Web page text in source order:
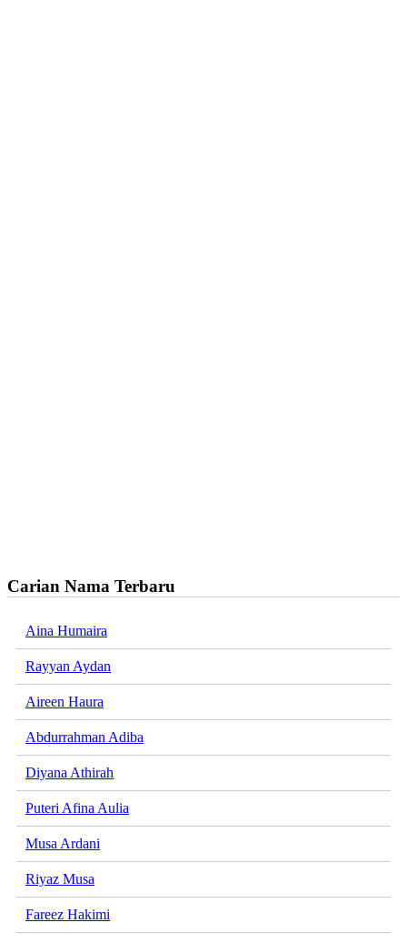
Carian Nama Terbaru
Aina Humaira
Rayyan Aydan
Aireen Haura
Abdurrahman Adiba
Diyana Athirah
Puteri Afina Aulia
Musa Ardani
Riyaz Musa
Fareez Hakimi